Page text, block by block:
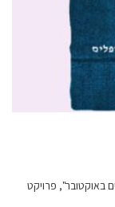
באוקטובר", פרויקט